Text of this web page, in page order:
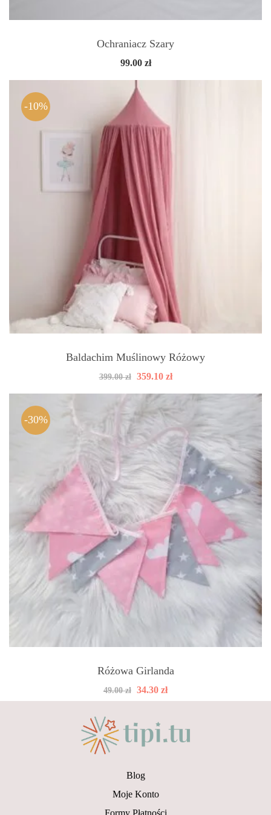
Ochraniacz Szary
99.00 zł
-10%
Baldachim Muślinowy Różowy
399.00zł
Pierwotna
wynosiła:
399.00 zł.
359.10 złAktualna
wynosi:
359.10 zł.
-30%
Różowa Girlanda
49.00zł Pierwotna
cena
34.30 złAktualna
cena
Blog
Moje Konto
Formy Płatności